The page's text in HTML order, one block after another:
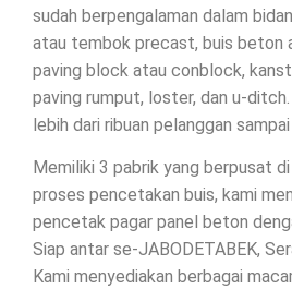
sudah berpengalaman dalam
atau tembok precast, buis beton
paving block atau conblock,
paving rumput, loster, dan u-
lebih dari ribuan pelanggan
Memiliki 3 pabrik yang berpusat
proses pencetakan buis, kami
pencetak pagar panel beton
Siap antar se-JABODETABEK,
Kami menyediakan berbagai